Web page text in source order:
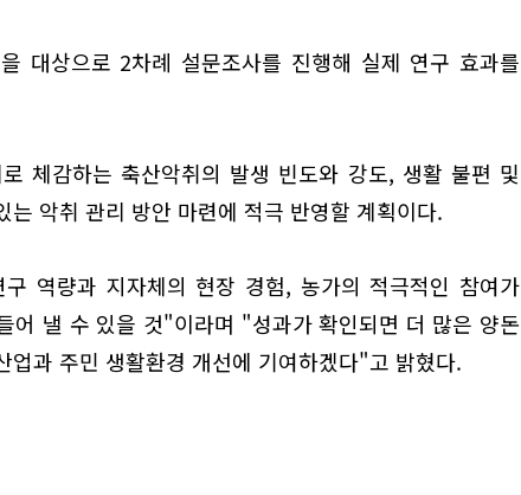
대상으로 2차례 설문조사를 진행해 실제 연구 효과를
체감하는 축산악취의 발생 빈도와 강도, 생활 불편 및
는 악취 관리 방안 마련에 적극 반영할 계획이다.
역량과 지자체의 현장 경험, 농가의 적극적인 참여가
어 낼 수 있을 것"이라며 "성과가 확인되면 더 많은 양돈
업과 주민 생활환경 개선에 기여하겠다"고 밝혔다.